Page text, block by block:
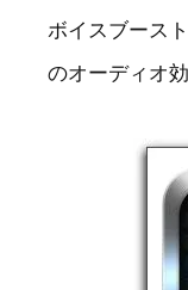
ボイスブース
のオーディオ